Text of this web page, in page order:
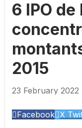
6 IPO
2015
23 February 2022
Facebook X